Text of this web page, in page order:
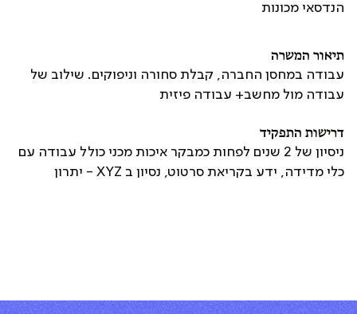
תיאור המשרה
עבודה במחסן החברה, קבלת סחורה וניפוקים. שילוב של
עבודה מול מחשב+ עבודה פיזית
דרישות התפקיד
ניסיון של 2 שנים לפחות כמבקר איכות מכני כולל עבודה עם
כלי מדידה, ידע בקריאת סרטוט, נסיון ב XYZ - יתרון
הנדסאי מכונות